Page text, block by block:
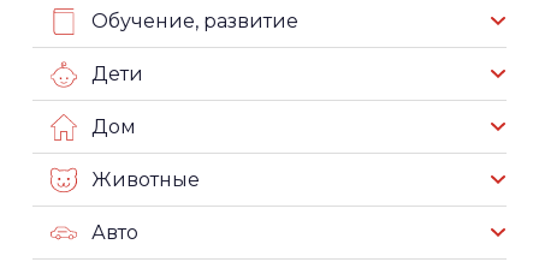
Обучение, развитие
Дети
Дом
Животные
Авто